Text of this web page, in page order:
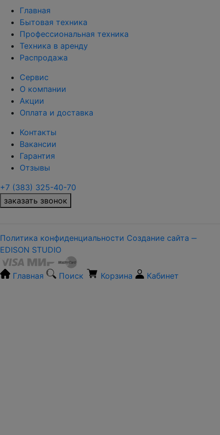
Главная
Бытовая техника
Профессиональная техника
Техника в аренду
Распродажа
Сервис
О компании
Акции
Оплата и доставка
Контакты
Вакансии
Гарантия
Отзывы
+7 (383) 325-40-70
заказать звонок
Политика конфиденциальности Создание сайта ‒
EDISON STUDIO
Главная Поиск Корзина Кабинет